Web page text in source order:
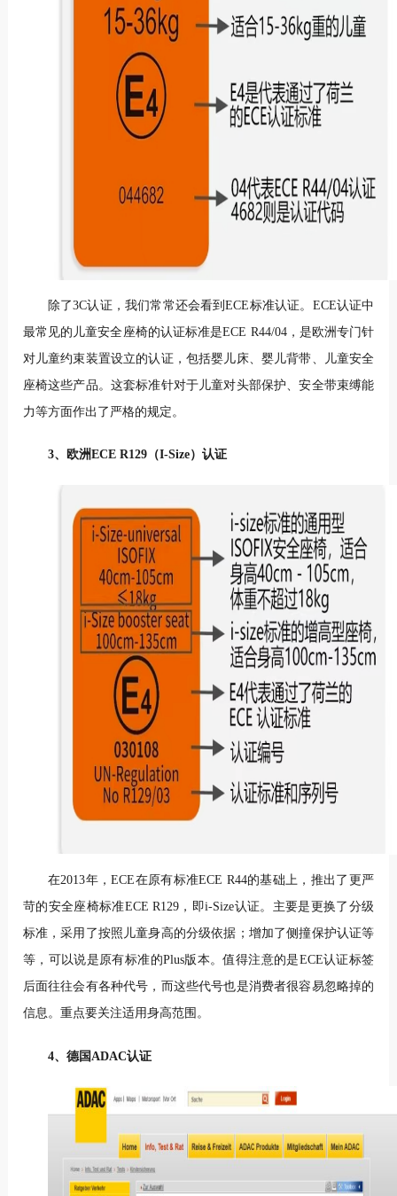
除了3C认证，我们常常还会看到ECE标准认证。ECE认证中
最常见的儿童安全座椅的认证标准是ECE R44/04，是欧洲专门针
对儿童约束装置设立的认证，包括婴儿床、婴儿背带、儿童安全
座椅这些产品。这套标准针对于儿童对头部保护、安全带束缚能
力等方面作出了严格的规定。
3、欧洲ECE R129（I-Size）认证
在2013年，ECE在原有标准ECE R44的基础上，推出了更严
苛的安全座椅标准ECE R129，即i-Size认证。主要是更换了分级
标准，采用了按照儿童身高的分级依据；增加了侧撞保护认证等
等，可以说是原有标准的Plus版本。值得注意的是ECE认证标签
后面往往会有各种代号，而这些代号也是消费者很容易忽略掉的
信息。重点要关注适用身高范围。
4、德国ADAC认证